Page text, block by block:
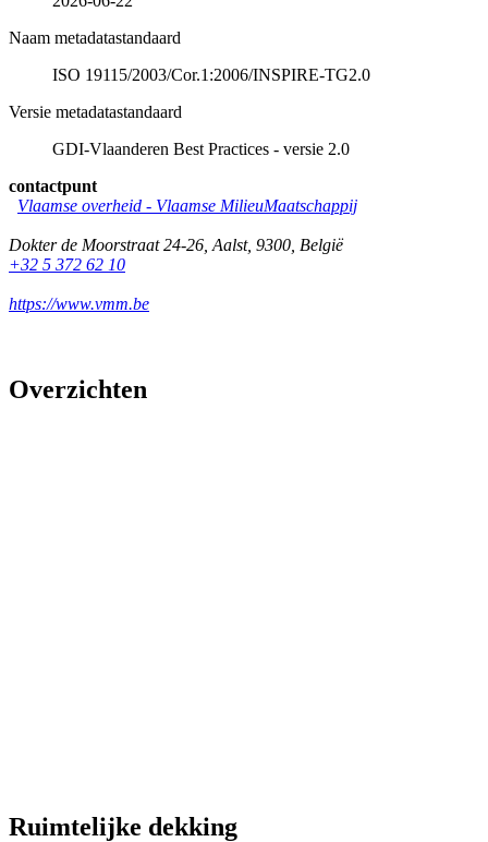
Naam metadatastandaard
ISO 19115/2003/Cor.1:2006/INSPIRE-TG2.0
Versie metadatastandaard
GDI-Vlaanderen Best Practices - versie 2.0
contactpunt
Vlaamse overheid - Vlaamse MilieuMaatschappij
Dokter de Moorstraat 24-26 Aalst, 9300 België
+32 5 372 62 10
https://www.vmm.be
Overzichten
Ruimtelijke dekking